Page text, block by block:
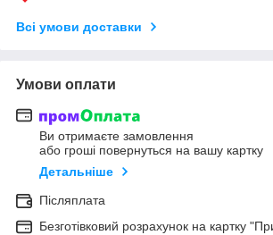
Всі умови доставки
Умови оплати
Ви отримаєте замовлення
або гроші повернуться на вашу картку
Детальніше
Післяплата
Безготівковий розрахунок на картку